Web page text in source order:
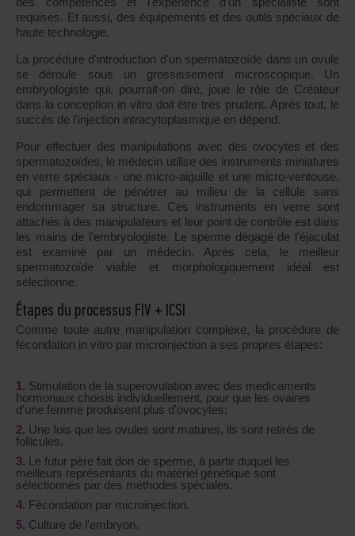
requises. Et aussi, des équipements et des outils spéciaux de
haute technologie.
La procédure d'introduction d'un spermatozoïde dans un ovule
se déroule sous un grossissement microscopique. Un
embryologiste qui, pourrait-on dire, joue le rôle de Créateur
dans la conception in vitro doit être très prudent. Après tout, le
succès de l'injection intracytoplasmique en dépend.
Pour effectuer des manipulations avec des ovocytes et des
spermatozoïdes, le médecin utilise des instruments miniatures
en verre spéciaux - une micro-aiguille et une micro-ventouse,
qui permettent de pénétrer au milieu de la cellule sans
endommager sa structure. Ces instruments en verre sont
attachés à des manipulateurs et leur point de contrôle est dans
les mains de l'embryologiste. Le sperme dégagé de l'éjaculat
est examiné par un médecin. Après cela, le meilleur
spermatozoïde viable et morphologiquement idéal est
sélectionné.
Étapes du processus FIV + ICSI
Comme toute autre manipulation complexe, la procédure de
fécondation in vitro par microinjection a ses propres étapes:
Stimulation de la superovulation avec des medicaments
hormonaux choisis individuellement, pour que les ovaires
d'une femme produisent plus d'ovocytes;
Une fois que les ovules sont matures, ils sont retirés de
follicules.
Le futur père fait don de sperme, à partir duquel les
meilleurs représentants du matériel génétique sont
sélectionnés par des méthodes spéciales.
Fécondation par microinjection.
Culture de l'embryon.